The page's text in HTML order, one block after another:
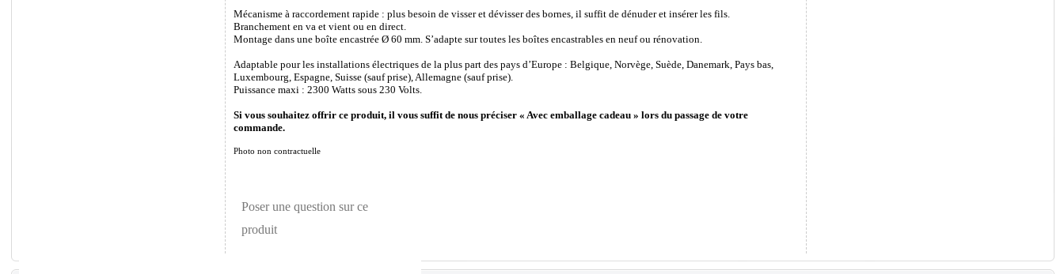
Mécanisme à raccordement rapide : plus besoin de visser et dévisser des bornes, il suffit de dénuder et insérer les fils.
Branchement en va et vient ou en direct.
Montage dans une boîte encastrée Ø 60 mm. S’adapte sur toutes les boîtes encastrables en neuf ou rénovation.
Adaptable pour les installations électriques de la plus part des pays d’Europe : Belgique, Norvège, Suède, Danemark, Pays bas,
Luxembourg, Espagne, Suisse (sauf prise), Allemagne (sauf prise).
Puissance maxi : 2300 Watts sous 230 Volts.
Si vous souhaitez offrir ce produit, il vous suffit de nous préciser « Avec emballage cadeau » lors du passage de votre
commande.
Photo non contractuelle
Poser une question sur ce
produit